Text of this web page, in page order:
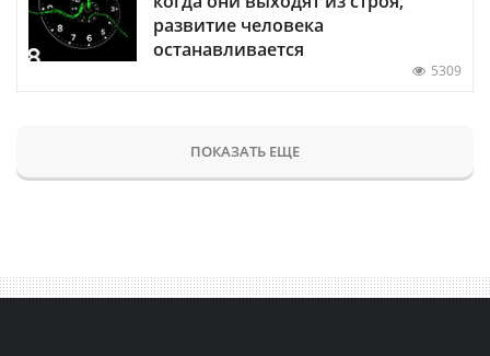
развитие человека
останавливается
5309
ПОКАЗАТЬ ЕЩЕ